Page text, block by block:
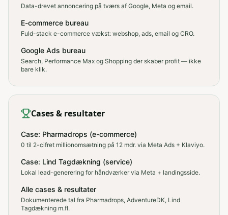
Data-drevet annoncering på tværs af Google, Meta og email.
E-commerce bureau
Fuld-stack e-commerce vækst: webshop, ads, email og CRO.
Google Ads bureau
Search, Performance Max og Shopping der skaber profit — ikke
bare klik.
Cases & resultater
Case: Pharmadrops (e-commerce)
0 til 2-cifret millionomsætning på 12 mdr. via Meta Ads + Klaviyo.
Case: Lind Tagdækning (service)
Lokal lead-generering for håndværker via Meta + landingsside.
Alle cases & resultater
Dokumenterede tal fra Pharmadrops, AdventureDK, Lind
Tagdækning m.fl.